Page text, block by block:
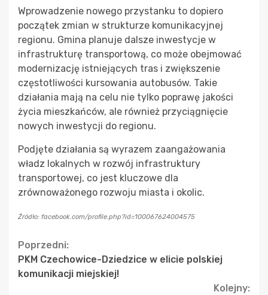
Wprowadzenie nowego przystanku to dopiero
początek zmian w strukturze komunikacyjnej
regionu. Gmina planuje dalsze inwestycje w
infrastrukturę transportową, co może obejmować
modernizację istniejących tras i zwiększenie
częstotliwości kursowania autobusów. Takie
działania mają na celu nie tylko poprawę jakości
życia mieszkańców, ale również przyciągnięcie
nowych inwestycji do regionu.
Podjęte działania są wyrazem zaangażowania
władz lokalnych w rozwój infrastruktury
transportowej, co jest kluczowe dla
zrównoważonego rozwoju miasta i okolic.
Źródło: facebook.com/profile.php?id=100067624004575
Continue
Reading
Poprzedni:
PKM Czechowice-Dziedzice w elicie polskiej
komunikacji miejskiej!
Kolejny: